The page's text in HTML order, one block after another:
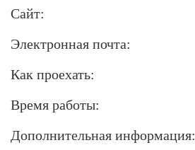
Сайт:
Электронная почта:
Как проехать:
Время работы:
Дополнительная информация: